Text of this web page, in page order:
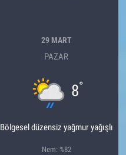
29 MART
PAZAR
8°
Bölgesel düzensiz yağmur yağışlı
Nem: %82